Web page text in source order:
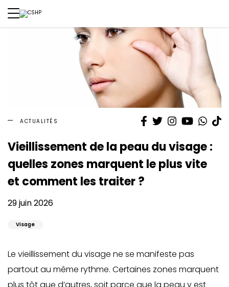
ACTUALITÉS Facebook
TwitterInstagram
YouTube
Vieillissement de la peau du visage :
quelles zones marquent le plus vite
et comment les traiter ?
29 juin 2026
Visage
Le vieillissement du visage ne se manifeste pas
partout au même rythme. Certaines zones marquent